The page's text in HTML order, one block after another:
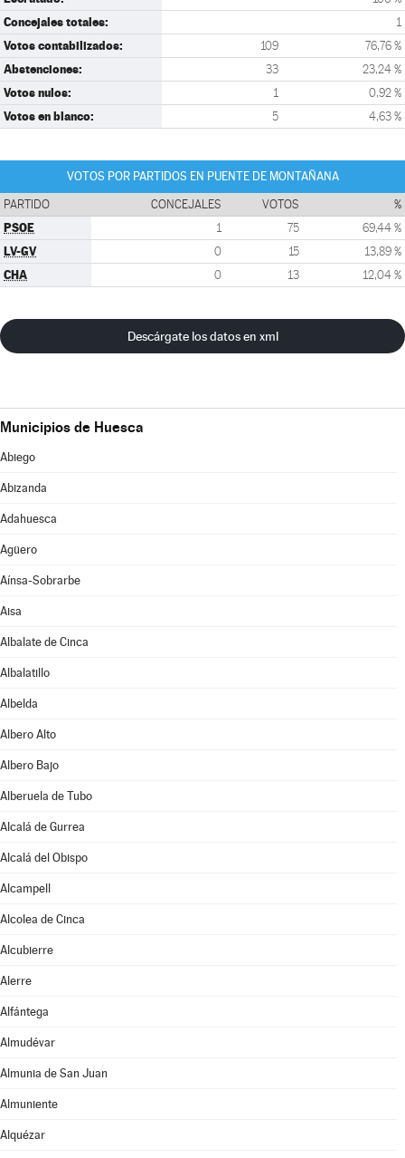
Concejales totales: 1
Votos contabilizados: 109 76,76 %
Abstenciones: 33 23,24 %
Votos nulos: 1 0,92 %
Votos en blanco: 5 4,63 %
VOTOS POR PARTIDOS EN PUENTE DE MONTAÑANA
PARTIDO CONCEJALES VOTOS %
PSOE 1 75 69,44 %
LV-GV 0 15 13,89 %
CHA 0 13 12,04 %
Descárgate los datos en xml
Municipios de Huesca
Abiego
Abizanda
Adahuesca
Agüero
Aínsa-Sobrarbe
Aisa
Albalate de Cinca
Albalatillo
Albelda
Albero Alto
Albero Bajo
Alberuela de Tubo
Alcalá de Gurrea
Alcalá del Obispo
Alcampell
Alcolea de Cinca
Alcubierre
Alerre
Alfántega
Almudévar
Almunia de San Juan
Almuniente
Alquézar